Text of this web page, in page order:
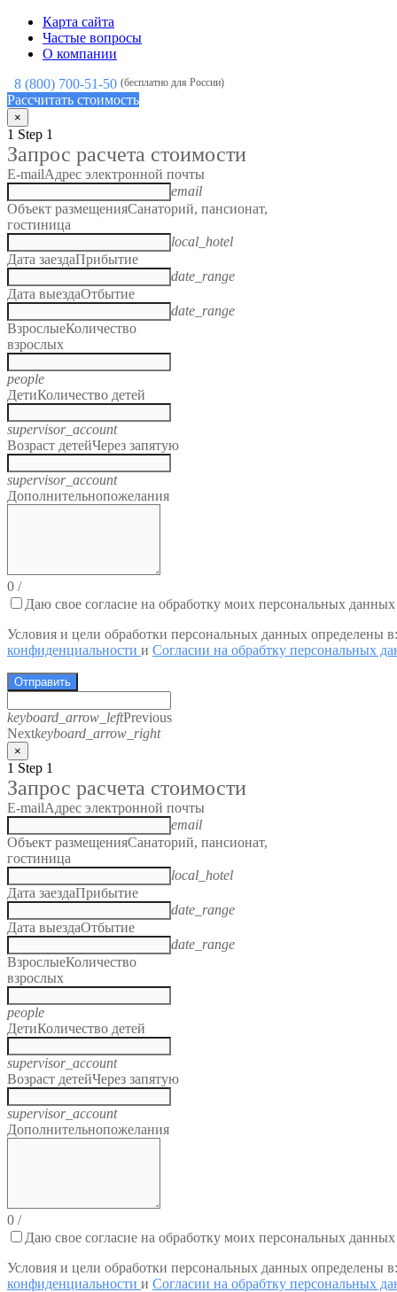
Карта сайта
Частые вопросы
О компании
8 (800) 700-51-50 (бесплатно для России)
Рассчитать стоимость
×
1 Step 1
Запрос расчета стоимости
E-mailАдрес электронной почты
email
Объект размещенияСанаторий, пансионат,
гостиница
local_hotel
Дата заездаПрибытие
date_range
Дата выездаОтбытие
date_range
ВзрослыеКоличество
взрослых
people
ДетиКоличество детей
supervisor_account
Возраст детейЧерез запятую
supervisor_account
Дополнительнопожелания
0 /
Даю свое согласие на обработку моих персональных данных
Условия и цели обработки персональных данных определены
конфиденциальности и Согласии на обрабтку персональных
Отправить
keyboard_arrow_leftPrevious
Nextkeyboard_arrow_right
×
1 Step 1
Запрос расчета стоимости
E-mailАдрес электронной почты
email
Объект размещенияСанаторий, пансионат,
гостиница
local_hotel
Дата заездаПрибытие
date_range
Дата выездаОтбытие
date_range
ВзрослыеКоличество
взрослых
people
ДетиКоличество детей
supervisor_account
Возраст детейЧерез запятую
supervisor_account
Дополнительнопожелания
0 /
Даю свое согласие на обработку моих персональных данных
Условия и цели обработки персональных данных определены
конфиденциальности и Согласии на обрабтку персональных